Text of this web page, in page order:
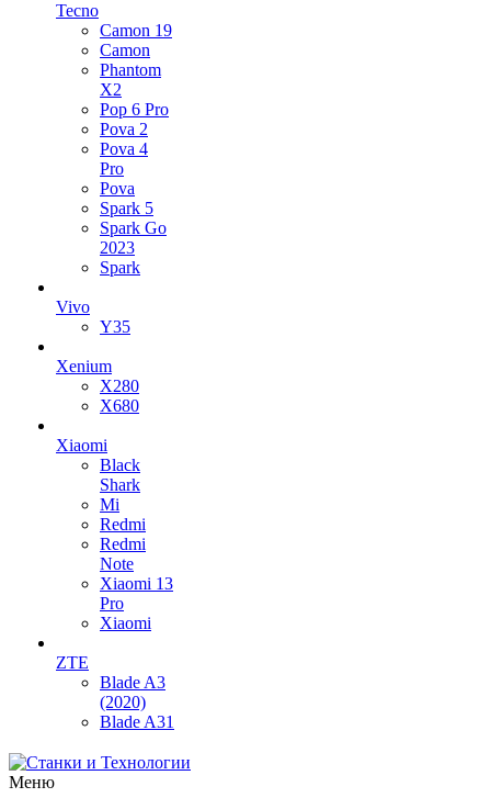
Tecno
Camon 19
Camon
Phantom
X2
Pop 6 Pro
Pova 2
Pova 4
Pro
Pova
Spark 5
Spark Go
2023
Spark
Vivo
Y35
Xenium
X280
X680
Xiaomi
Black
Shark
Mi
Redmi
Redmi
Note
Xiaomi 13
Pro
Xiaomi
ZTE
Blade A3
(2020)
Blade A31
Меню